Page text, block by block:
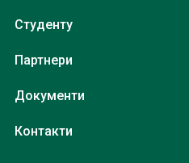
Студенту
Партнери
Документи
Контакти